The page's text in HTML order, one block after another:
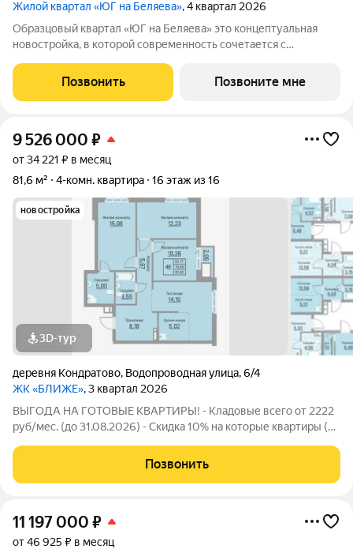
Жилой квартал «ЮГ на Беляева», 4 квартал 2026
Образцовый квартал «ЮГ на Беляева» это концептуальная
новостройка, в которой современность сочетается с
комфортной жизни. Современная архитектура,
Двухуровневый двор на стилобате, Образцовое
Позвонить Позвоните мне
9 526 000 ₽
от 34 221 ₽ в месяц
81,6 м²
4-комн. квартира 16 этаж из 16
новостройка
3D-тур
деревня Кондратово, Водопроводная улица,6/4
ЖК «БЛИЖЕ», 3 квартал 2026
ВЫГОДА НА ГОТОВЫЕ КВАРТИРЫ! - Кладовые всего от 2222
руб/мес. (до 31.08.2026) - Скидка 10% на которые квартиры (до
Семейная ипотека от 4,5% на весь срок (до 30.09.2026) -
Скидка молодой семье до
Позвонить
11 197 000 ₽
от 46 925 ₽ в месяц